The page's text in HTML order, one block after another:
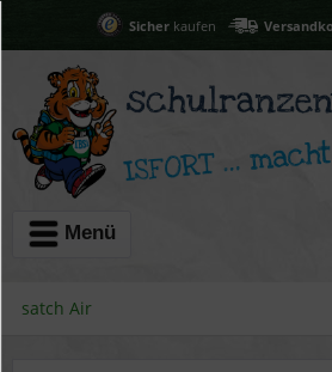
Sicherkaufen
Menü
satch Air